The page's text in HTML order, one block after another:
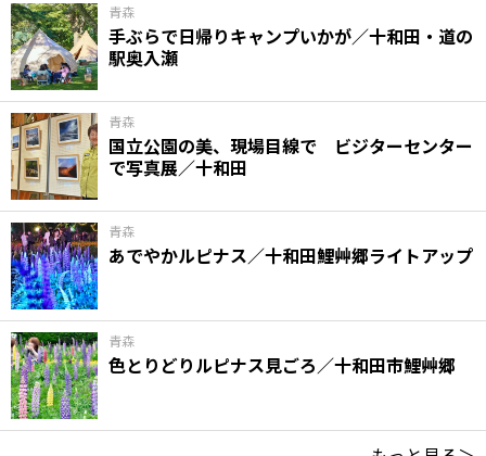
青森
手ぶらで日帰りキャンプいかが／十和田・道の
駅奥入瀬
青森
国立公園の美、現場目線で ビジターセンター
で写真展／十和田
青森
あでやかルピナス／十和田鯉艸郷ライトアップ
青森
色とりどりルピナス見ごろ／十和田市鯉艸郷